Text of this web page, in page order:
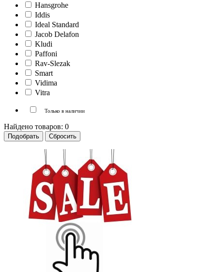
Hansgrohe
Iddis
Ideal Standard
Jacob Delafon
Kludi
Paffoni
Rav-Slezak
Smart
Vidima
Vitra
Только в наличии
Найдено товаров: 0